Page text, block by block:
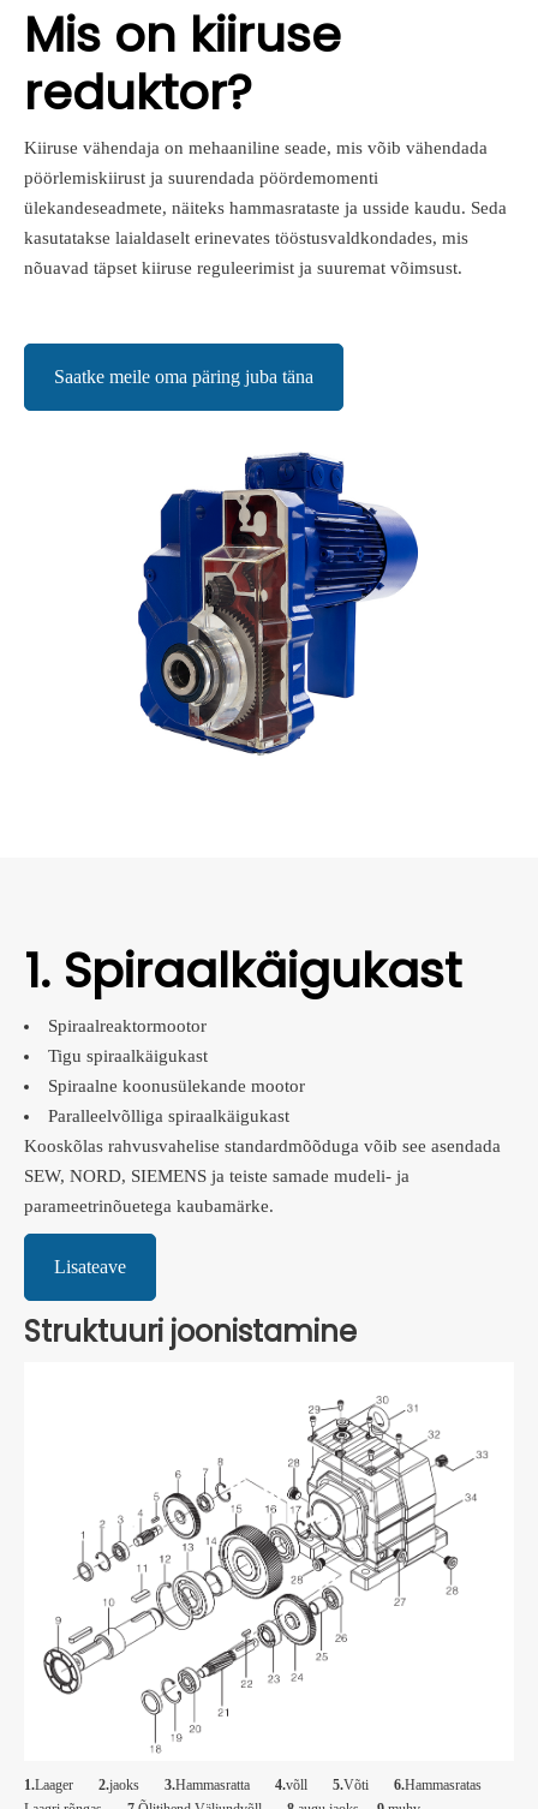
Mis on kiiruse
reduktor?
Kiiruse vähendaja on mehaaniline seade, mis võib vähendada
pöörlemiskiirust ja suurendada pöördemomenti
ülekandeseadmete, näiteks hammasrataste ja usside kaudu. Seda
kasutatakse laialdaselt erinevates tööstusvaldkondades, mis
nõuavad täpset kiiruse reguleerimist ja suuremat võimsust.
Saatke meile oma päring juba täna
1. Spiraalkäigukast
Spiraalreaktormootor
Tigu spiraalkäigukast
Spiraalne koonusülekande mootor
Paralleelvõlliga spiraalkäigukast
Kooskõlas rahvusvahelise standardmõõduga võib see asendada
SEW, NORD, SIEMENS ja teiste samade mudeli- ja
parameetrinõuetega kaubamärke.
Lisateave
Struktuuri joonistamine
1.Laager 2.jaoks 3.Hammasratta 4.võll 5.Võti 6.Hammasratas